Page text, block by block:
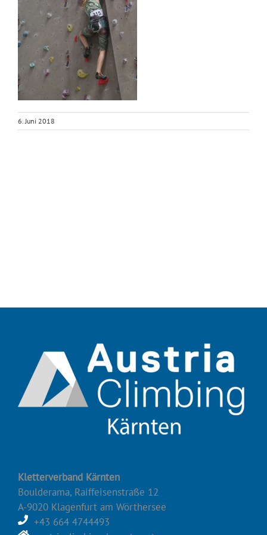
6. Juni 2018
Kletterverband Kärnten
Boulderama, Raiffeisenstraße 12
A-9020 Klagenfurt am Wörthersee
+43 664 4744493